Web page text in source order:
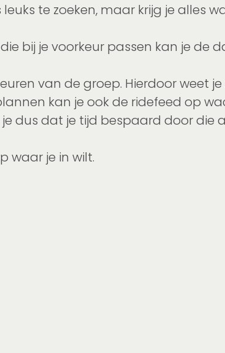
te zoeken, maar krijg je alles
bij je voorkeur passen kan je de
van de groep. Hierdoor weet
kan je ook de ridefeed op
je dus dat je tijd bespaard door
waar je in wilt.